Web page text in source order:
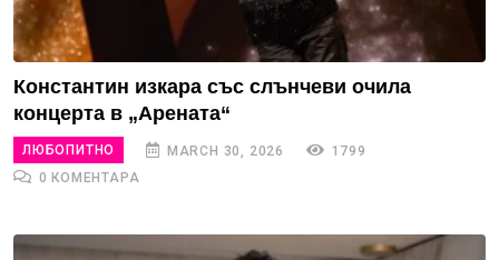
Константин изкара със слънчеви очила
концерта в „Арената“
ЛЮБОПИТНО MARCH 30, 2026
1799
0 КОМЕНТАРА